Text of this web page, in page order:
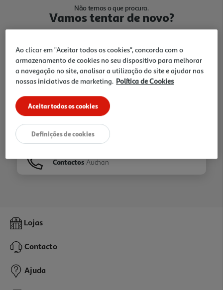
Não temos o que procura.
Vamos tentar de novo?
Ir para Homepage
Folhetos
Contactos Auchan
Lojas
Contacto
Ajuda
Ao clicar em "Aceitar todos os cookies", concorda com o
armazenamento de cookies no seu dispositivo para melhorar
a navegação no site, analisar a utilização do site e ajudar nas
nossas iniciativas de marketing. Política de Cookies
Aceitar todos os cookies
Definições de cookies